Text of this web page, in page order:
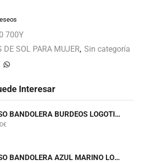
700Y
DE SOL PARA MUJER, Sin categoría
Interesar
BOLSO BANDOLERA BURDEOS LOGOTIPADO TOMMY HILFIGER AWA0W18922
€
BOLSO BANDOLERA AZUL MARINO LOGOTIPADO TOMMY HILFIGER AW0AW18997